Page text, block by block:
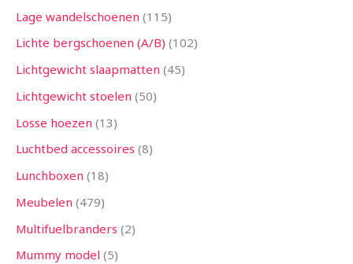
Lage wandelschoenen 115
Lichte bergschoenen (A/B) 102
Lichtgewicht slaapmatten 45
Lichtgewicht stoelen 50
Losse hoezen 13
Luchtbed accessoires 8
Lunchboxen 18
Meubelen 479
Multifuelbranders 2
Mummy model 5